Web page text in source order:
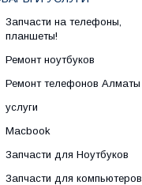
Запчасти на телефоны,
планшеты!
Ремонт ноутбуков
Ремонт телефонов Алматы
услуги
Macbook
Запчасти для Ноутбуков
Запчасти для компьютеров